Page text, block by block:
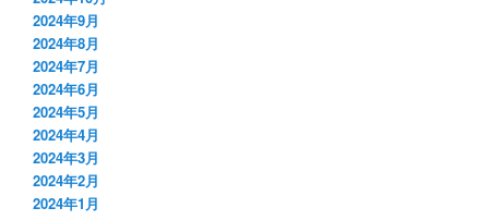
2024年9月
2024年8月
2024年7月
2024年6月
2024年5月
2024年4月
2024年3月
2024年2月
2024年1月